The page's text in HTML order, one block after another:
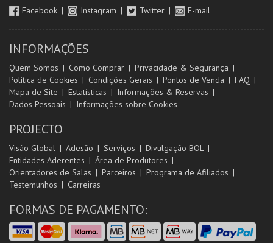
Facebook Instagram Twitter E-mail
INFORMAÇÕES
Quem Somos Como Comprar
Privacidade & Segurança
Política de Cookies
Condições Gerais Pontos de Venda
FAQ
Mapa de Site
Estatísticas
Informações & Reservas
Dados Pessoais
Informações sobre Cookies
PROJECTO
Visão Global Adesão Serviços
Divulgação BOL
Entidades Aderentes
Área de Produtores
Orientadores de Salas
Parceiros
Programa de Afiliados
Testemunhos
Carreiras
FORMAS DE PAGAMENTO: